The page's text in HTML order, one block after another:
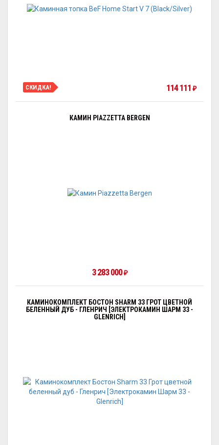
СКИДКА! 114 111 ₽
КАМИН PIAZZETTA BERGEN
3 283 000 ₽
КАМИНОКОМПЛЕКТ БОСТОН SHARM 33 ГРОТ ЦВЕТНОЙ
БЕЛЕННЫЙ ДУБ - ГЛЕНРИЧ [ЭЛЕКТРОКАМИН ШАРМ 33 -
GLENRICH]